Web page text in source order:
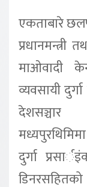
एकताबारे
माओवादी
व्यवसायी
देशसञ्चार
दुर्गा